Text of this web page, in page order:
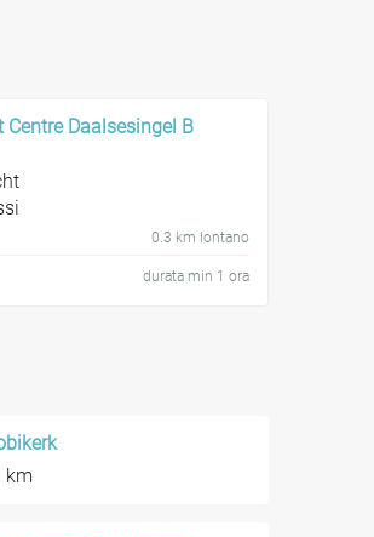
Daalsesingel B
0.3 km lontano
durata min 1 ora
km